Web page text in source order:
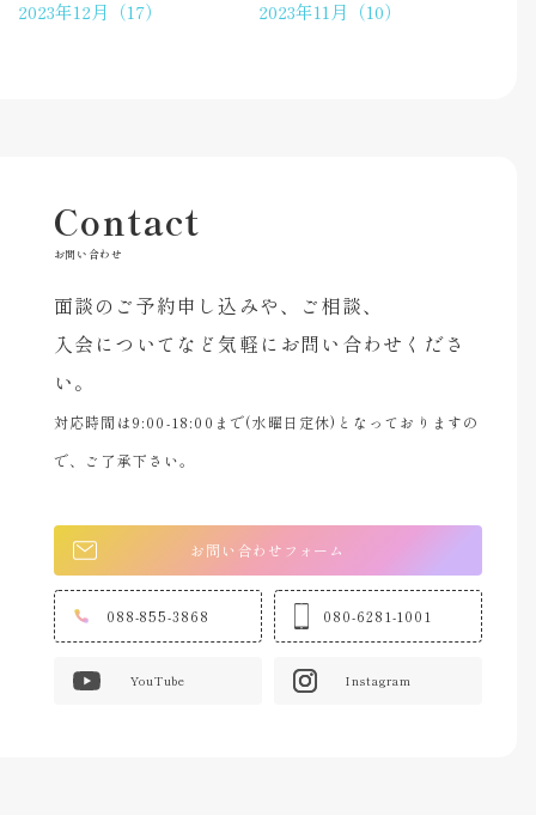
2023年12月（17）
2023年11月（10）
Contact
お問い合わせ
面談のご予約申し込みや、ご相談、
入会についてなど気軽にお問い合わせくださ
い。
対応時間は9:00-18:00まで(水曜日定休)となっておりますの
で、ご了承下さい。
お問い合わせフォーム
088-855-3868 080-6281-1001
YouTube Instagram